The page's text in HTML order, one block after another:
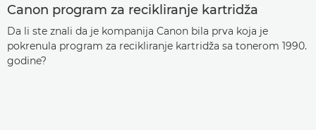
Canon program za recikliranje kartridža
Da li ste znali da je kompanija Canon bila prva koja je
pokrenula program za recikliranje kartridža sa tonerom 1990.
godine?